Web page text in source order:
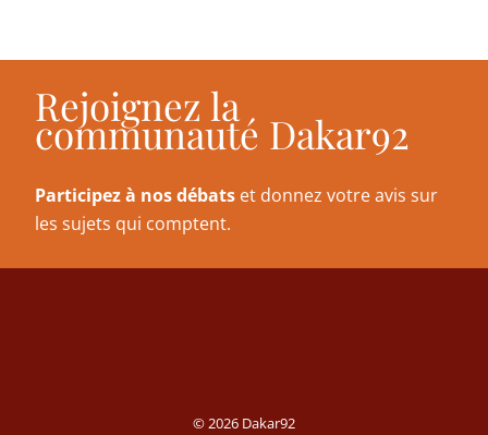
Rejoignez la
communauté Dakar92
Participez à nos débats et donnez votre avis sur
les sujets qui comptent.
© 2026 Dakar92